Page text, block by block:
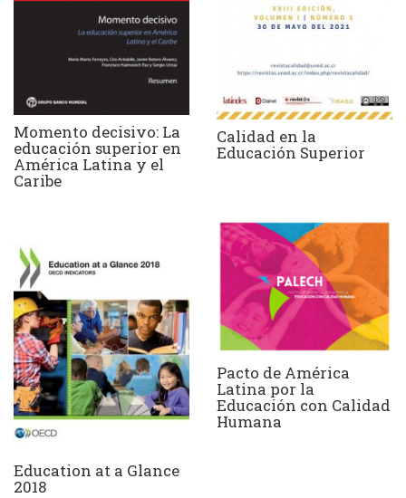
Momento decisivo: La
educación superior en
América Latina y el
Caribe
Calidad en la
Educación Superior
Education at a Glance
2018
Pacto de América
Latina por la
Educación con Calidad
Humana